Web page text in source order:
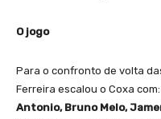
O jogo
Para o confronto de volta
Ferreira escalou o Coxa com:
Antonio, Bruno Melo,